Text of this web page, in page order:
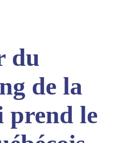
du
de la
prend le